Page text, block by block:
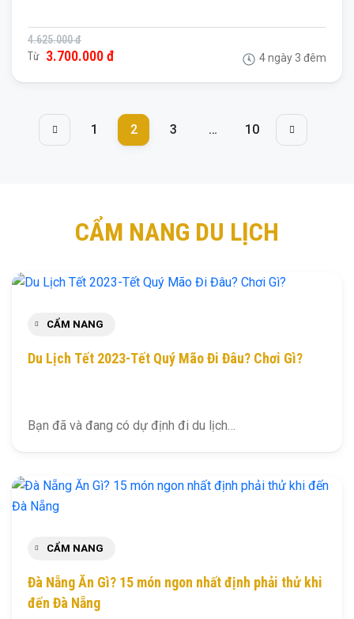
4.625.000 đ
Từ 3.700.000 đ 4 ngày 3 đêm
1 2 3 … 10
CẨM NANG DU LỊCH
CẨM NANG
Du Lịch Tết 2023-Tết Quý Mão Đi Đâu? Chơi Gì?
Bạn đã và đang có dự định đi du lịch…
CẨM NANG
Đà Nẵng Ăn Gì? 15 món ngon nhất định phải thử khi
đến Đà Nẵng